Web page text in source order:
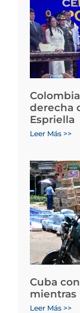
derecha
Espriella
Leer Más >>
Cuba
mientras
Leer Más >>